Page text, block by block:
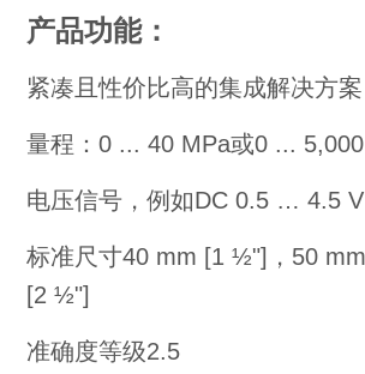
产品功能：
紧凑且性价比高的集成解决方案
量程：0 ... 40 MPa或0 ...
电压信号，例如DC 0.5 … 4.5 V
标准尺寸40 mm [1 ½"]，50
[2 ½"]
准确度等级2.5